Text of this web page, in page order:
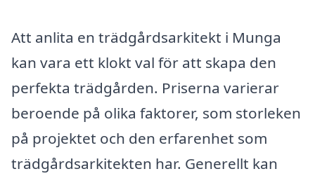
Att anlita en trädgårdsarkitekt i Munga
kan vara ett klokt val för att skapa den
perfekta trädgården. Priserna varierar
beroende på olika faktorer, som storleken
på projektet och den erfarenhet som
trädgårdsarkitekten har. Generellt kan